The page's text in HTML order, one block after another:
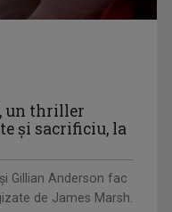
un thriller
și sacrificiu, la
Gillian Anderson fac
de James Marsh.